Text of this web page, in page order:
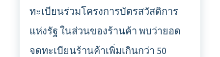
ทะเบียนร่วมโครงการบัตรสวัสดิการ
แห่งรัฐ ในส่วนของร้านค้า พบว่ายอด
จดทะเบียนร้านค้าเพิ่มเกินกว่า 50